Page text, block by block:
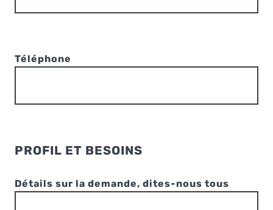
Téléphone
PROFIL ET BESOINS
Détails sur la demande, dites-nous tous